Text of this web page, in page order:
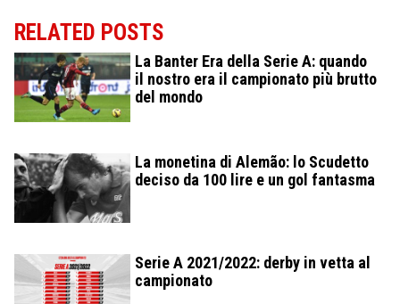
RELATED POSTS
La Banter Era della Serie A: quando
il nostro era il campionato più brutto
del mondo
La monetina di Alemão: lo Scudetto
deciso da 100 lire e un gol fantasma
Serie A 2021/2022: derby in vetta al
campionato